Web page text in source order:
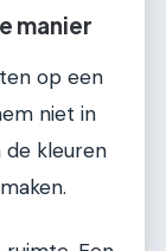
manier
op een
niet in
de kleuren